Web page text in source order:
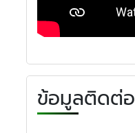
ข้อมูลติดต่อ